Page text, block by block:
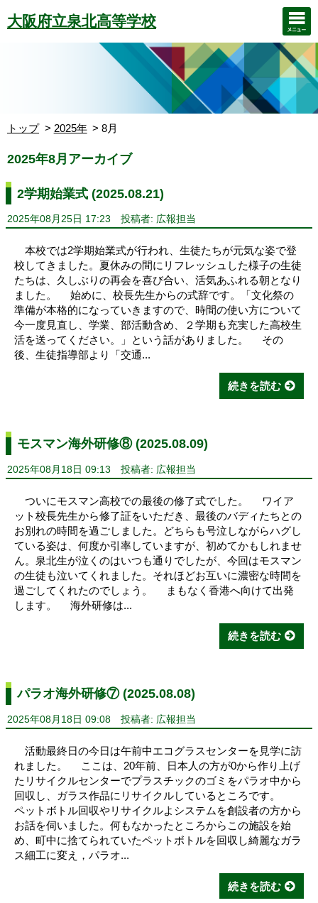
大阪府立泉北高等学校
トップ 2025年 8月
2025年8月アーカイブ
2学期始業式 (2025.08.21)
2025年08月25日 17:23 投稿者: 広報担当
本校では2学期始業式が行われ、生徒たちが元気な姿で登
校してきました。夏休みの間にリフレッシュした様子の生徒
たちは、久しぶりの再会を喜び合い、活気あふれる朝となり
ました。 始めに、校長先生からの式辞です。「文化祭の
準備が本格的になっていきますので、時間の使い方について
今一度見直し、学業、部活動含め、２学期も充実した高校生
活を送ってください。」という話がありました。 その
後、生徒指導部より「交通...
続きを読む
モスマン海外研修⑧ (2025.08.09)
2025年08月18日 09:13 投稿者: 広報担当
ついにモスマン高校での最後の修了式でした。 ワイア
ット校長先生から修了証をいただき、最後のバディたちとの
お別れの時間を過ごしました。どちらも号泣しながらハグし
ている姿は、何度か引率していますが、初めてかもしれませ
ん。泉北生が泣くのはいつも通りでしたが、今回はモスマン
の生徒も泣いてくれました。それほどお互いに濃密な時間を
過ごしてくれたのでしょう。 まもなく香港へ向けて出発
します。 海外研修は...
続きを読む
パラオ海外研修⑦ (2025.08.08)
2025年08月18日 09:08 投稿者: 広報担当
活動最終日の今日は午前中エコグラスセンターを見学に訪
れました。 ここは、20年前、日本人の方が0から作り上げ
たリサイクルセンターでプラスチックのゴミをパラオ中から
回収し、ガラス作品にリサイクルしているところです。
ペットボトル回収やリサイクルよシステムを創設者の方から
お話を伺いました。何もなかったところからこの施設を始
め、町中に捨てられていたペットボトルを回収し綺麗なガラ
ス細工に変え，パラオ...
続きを読む